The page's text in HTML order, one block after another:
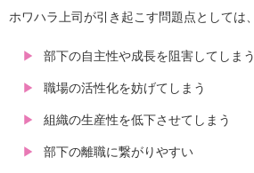
ホワハラ上司が引き起こす問題点としては、
部下の自主性や成長を阻害してしまう
職場の活性化を妨げてしまう
組織の生産性を低下させてしまう
部下の離職に繋がりやすい